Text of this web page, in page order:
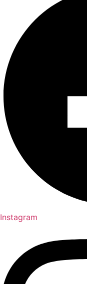
Instagram